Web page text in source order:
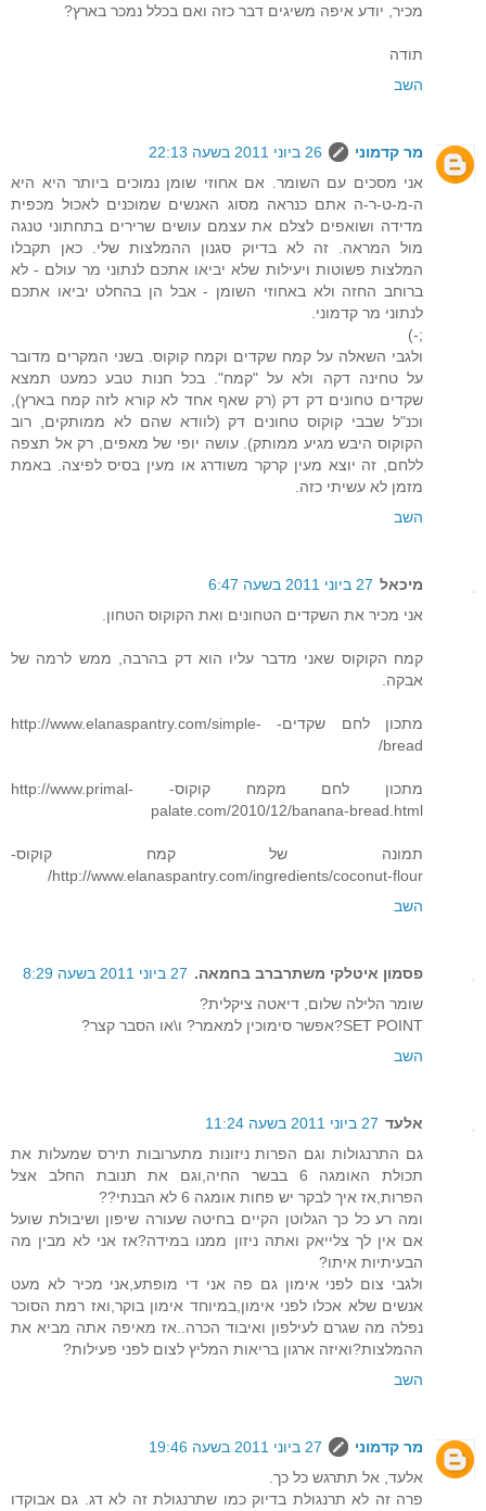
מכיר, יודע איפה משיגים דבר כזה ואם בכלל נמכר בארץ?
תודה
השב
מר קדמוני
26 ביוני 2011 בשעה 22:13
אני מסכים עם השומר. אם אחוזי שומן נמוכים ביותר היא היא
ה-מ-ט-ר-ה אתם כנראה מסוג האנשים שמוכנים לאכול מכפית
מדידה ושואפים לצלם את עצמם עושים שרירים בתחתוני טנגה
מול המראה. זה לא בדיוק סגנון ההמלצות שלי. כאן תקבלו
המלצות פשוטות ויעילות שלא יביאו אתכם לנתוני מר עולם - לא
ברוחב החזה ולא באחוזי השומן - אבל הן בהחלט יביאו אתכם
לנתוני מר קדמוני.
;-)
ולגבי השאלה על קמח שקדים וקמח קוקוס. בשני המקרים מדובר
על טחינה דקה ולא על "קמח". בכל חנות טבע כמעט תמצא
שקדים טחונים דק דק (רק שאף אחד לא קורא לזה קמח בארץ),
וכנ"ל שבבי קוקוס טחונים דק (לוודא שהם לא ממותקים, רוב
הקוקוס היבש מגיע ממותק). עושה יופי של מאפים, רק אל תצפה
ללחם, זה יוצא מעין קרקר משודרג או מעין בסיס לפיצה. באמת
מזמן לא עשיתי כזה.
השב
מיכאל 27 ביוני 2011 בשעה 6:47
אני מכיר את השקדים הטחונים ואת הקוקוס הטחון.
קמח הקוקוס שאני מדבר עליו הוא דק בהרבה, ממש לרמה של
אבקה.
מתכון לחם שקדים- http://www.elanaspantry.com/simple-
bread/
מתכון לחם מקמח קוקוס- http://www.primal-
palate.com/2010/12/banana-bread.html
תמונה של קמח קוקוס-
http://www.elanaspantry.com/ingredients/coconut-flour/
השב
פסמון איטלקי משתרברב בחמאה. 27 ביוני 2011 בשעה 8:29
שומר הלילה שלום, דיאטה ציקלית?
SET POINT?אפשר סימוכין למאמר? ו\או הסבר קצר?
השב
אלעד 27 ביוני 2011 בשעה 11:24
גם התרנגולות וגם הפרות ניזונות מתערובות תירס שמעלות את
תכולת האומגה 6 בבשר החיה,וגם את תנובת החלב אצל
הפרות,אז איך לבקר יש פחות אומגה 6 לא הבנתי??
ומה רע כל כך הגלוטן הקיים בחיטה שעורה שיפון ושיבולת שועל
אם אין לך צלייאק ואתה ניזון ממנו במידה?אז אני לא מבין מה
הבעיתיות איתו?
ולגבי צום לפני אימון גם פה אני די מופתע,אני מכיר לא מעט
אנשים שלא אכלו לפני אימון,במיוחד אימון בוקר,ואז רמת הסוכר
נפלה מה שגרם לעילפון ואיבוד הכרה..אז מאיפה אתה מביא את
ההמלצות?ואיזה ארגון בריאות המליץ לצום לפני פעילות?
השב
מר קדמוני
27 ביוני 2011 בשעה 19:46
אלעד, אל תתרגש כל כך.
פרה זה לא תרנגולת בדיוק כמו שתרנגולת זה לא דג. גם אבוקדו